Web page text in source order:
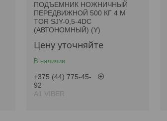
ПОДЪЕМНИК НОЖНИЧНЫЙ
ПЕРЕДВИЖНОЙ 500 КГ 4 М
TOR SJY-0,5-4DC
(АВТОНОМНЫЙ) (Y)
Цену уточняйте
В наличии
+375 (44) 775-45-
92
А1 VIBER